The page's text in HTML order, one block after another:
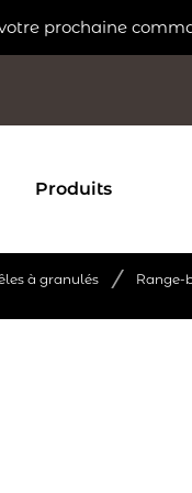
prochaine
Produits
à granulés / Range-